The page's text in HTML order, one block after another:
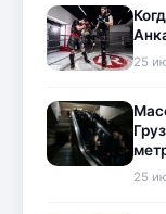
25
25